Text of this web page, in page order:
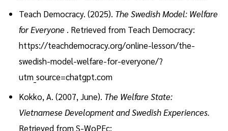
Teach Democracy. (2025). The Swedish Model: Welfare
for Everyone . Retrieved from Teach Democracy:
https://teachdemocracy.org/online-lesson/the-
swedish-model-welfare-for-everyone/?
utm_source=chatgpt.com
Kokko, A. (2007, June). The Welfare State:
Vietnamese Development and Swedish Experiences.
Retrieved from S-WoPEc: